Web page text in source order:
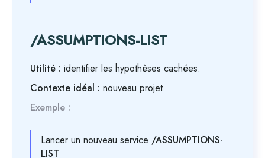
/ASSUMPTIONS-LIST
Utilité : identifier les hypothèses cachées.
Contexte idéal : nouveau projet.
Exemple :
Lancer un nouveau service /ASSUMPTIONS-
LIST